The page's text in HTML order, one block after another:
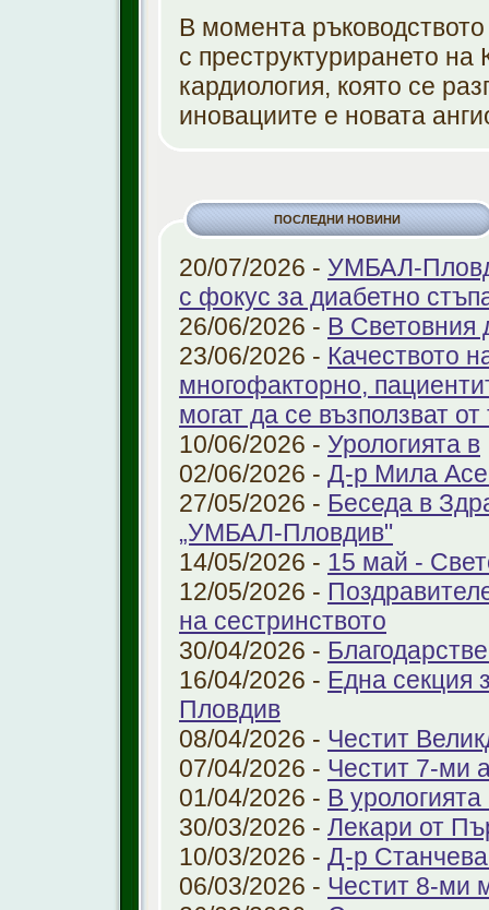
В момента
с преструктурирането
кардиология, която се
иновациите е новата
ПОСЛЕДНИ НОВИНИ
20/07/2026 - УМБАЛ-
с фокус за диабетно
26/06/2026 - В Световния
23/06/2026 - Качеството
многофакторно,
могат да се възползват от
10/06/2026 - Урологията в
02/06/2026 - Д-р Мила
27/05/2026 - Беседа в
„УМБАЛ-Пловдив"
14/05/2026 - 15 май -
12/05/2026 -
на сестринството
30/04/2026 -
16/04/2026 - Една секция
Пловдив
08/04/2026 - Честит
07/04/2026 - Честит 7-ми
01/04/2026 - В урологията
30/03/2026 - Лекари от
10/03/2026 - Д-р
06/03/2026 - Честит 8-ми